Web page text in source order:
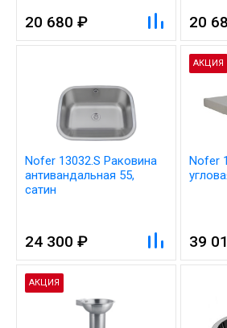
20 680 ₽ 20
Nofer 13032.S Раковина
антивандальная 55,
сатин
24 300 ₽
АКЦИЯ
Nofer
39
АКЦИЯ